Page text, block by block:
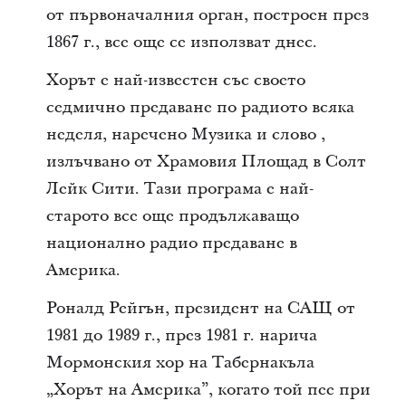
от първоначалния орган, построен през
1867 г., все още се използват днес.
Хорът е най-известен със своето
седмично предаване по радиото всяка
неделя, наречено Музика и слово ,
излъчвано от Храмовия Площад в Солт
Лейк Сити. Тази програма е най-
старото все още продължаващо
национално радио предаване в
Америка.
Роналд Рейгън, президент на САЩ от
1981 до 1989 г., през 1981 г. нарича
Мормонския хор на Табернакъла
„Хорът на Америка”, когато той пее при